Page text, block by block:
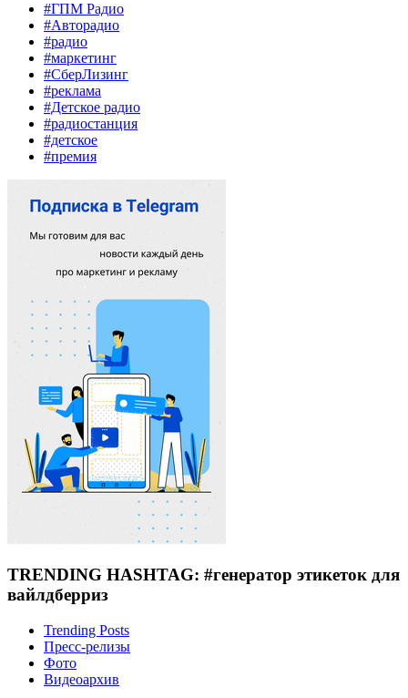
#ГПМ Радио
#Авторадио
#радио
#маркетинг
#СберЛизинг
#реклама
#Детское радио
#радиостанция
#детское
#премия
TRENDING HASHTAG: #генератор этикеток для
вайлдберриз
Trending Posts
Пресс-релизы
Фото
Видеоархив